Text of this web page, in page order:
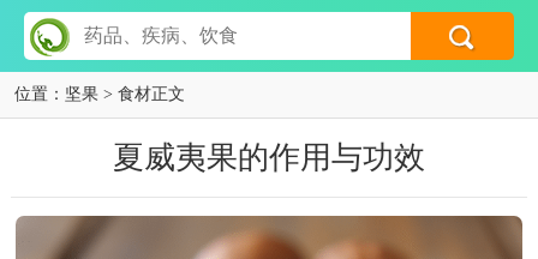
位置： 坚果 > 食材正文
夏威夷果的作用与功效